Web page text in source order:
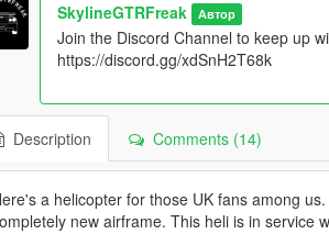
SkylineGTRFreak Автор
Join the Discord Channel to keep up
https://discord.gg/xdSnH2T68k
Description Comments (14)
a helicopter for those UK fans among
new airframe. This heli is in service